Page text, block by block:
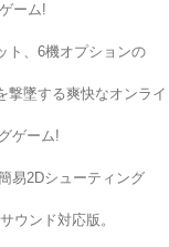
ーム!
ト、6機オプションの
撃墜する爽快なオンライ
ゲーム!
易2Dシューティング
ウンド対応版。